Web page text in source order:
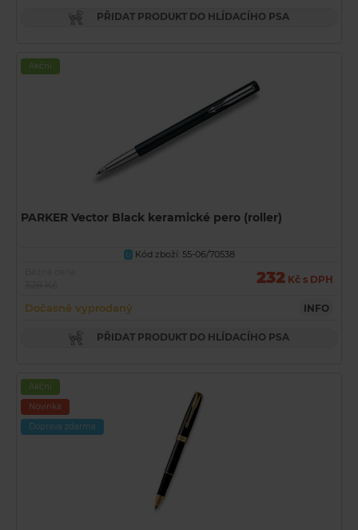
PŘIDAT PRODUKT DO HLÍDACÍHO PSA
Akční
PARKER Vector Black keramické pero (roller)
U Kód zboží: 55-06/70538
232 Kč s DPH
Dočasně vyprodaný INFO
PŘIDAT PRODUKT DO HLÍDACÍHO PSA
Akční
Novinka
Doprava zdarma